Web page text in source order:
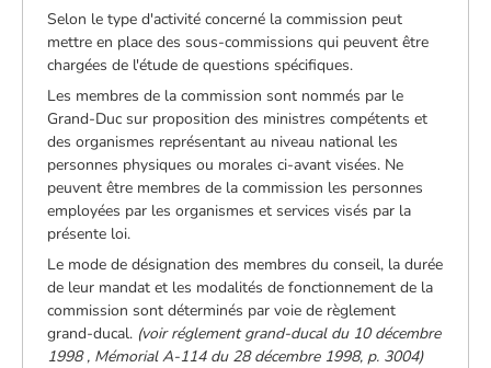
Selon le type d'activité concerné la commission peut
mettre en place des sous-commissions qui peuvent être
chargées de l'étude de questions spécifiques.
Les membres de la commission sont nommés par le
Grand-Duc sur proposition des ministres compétents et
des organismes représentant au niveau national les
personnes physiques ou morales ci-avant visées. Ne
peuvent être membres de la commission les personnes
employées par les organismes et services visés par la
présente loi.
Le mode de désignation des membres du conseil, la durée
de leur mandat et les modalités de fonctionnement de la
commission sont déterminés par voie de règlement
grand-ducal. (voir réglement grand-ducal du 10 décembre
1998 , Mémorial A-114 du 28 décembre 1998, p. 3004)